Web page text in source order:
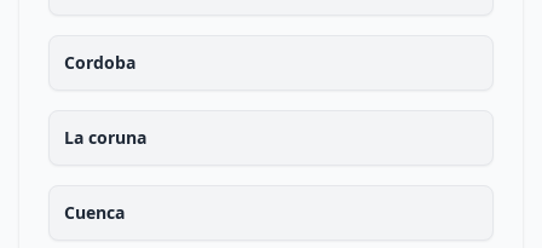
Cordoba
La coruna
Cuenca